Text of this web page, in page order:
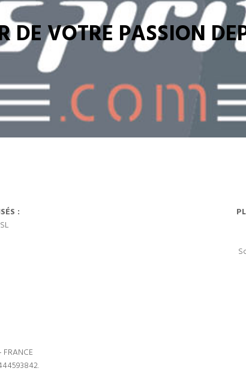
DE VOTRE PASSION
:
FRANCE